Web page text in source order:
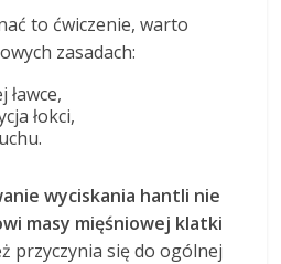
to ćwiczenie, warto
zasadach:
ławce,
łokci,
wyciskania hantli nie
masy mięśniowej klatki
przyczynia się do ogólnej